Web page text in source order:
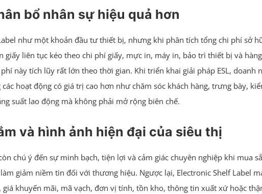
bổ nhân sự hiệu quả hơn
như một khoản đầu tư thiết bị, nhưng khi phân tích tổng chi phí sở
giấy liên tục kéo theo chi phí giấy, mực in, máy in, bảo trì thiết bị và
này tích lũy rất lớn theo thời gian. Khi triển khai giải pháp ESL,
hoạt động có giá trị cao hơn như chăm sóc khách hàng, trưng bày,
suất lao động mà không phải mở rộng biên chế.
và hình ảnh hiện đại của siêu thị
chú ý đến sự minh bạch, tiện lợi và cảm giác chuyên nghiệp khi mua
giảm niềm tin đối với thương hiệu. Ngược lại, Electronic Shelf Label
khuyến mãi, mã vạch, đơn vị tính, tồn kho, thông tin xuất xứ hoặc